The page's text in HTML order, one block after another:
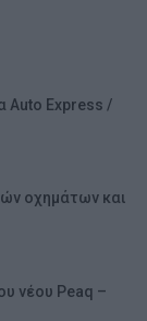
Auto Express /
οχημάτων και
νέου Peaq –